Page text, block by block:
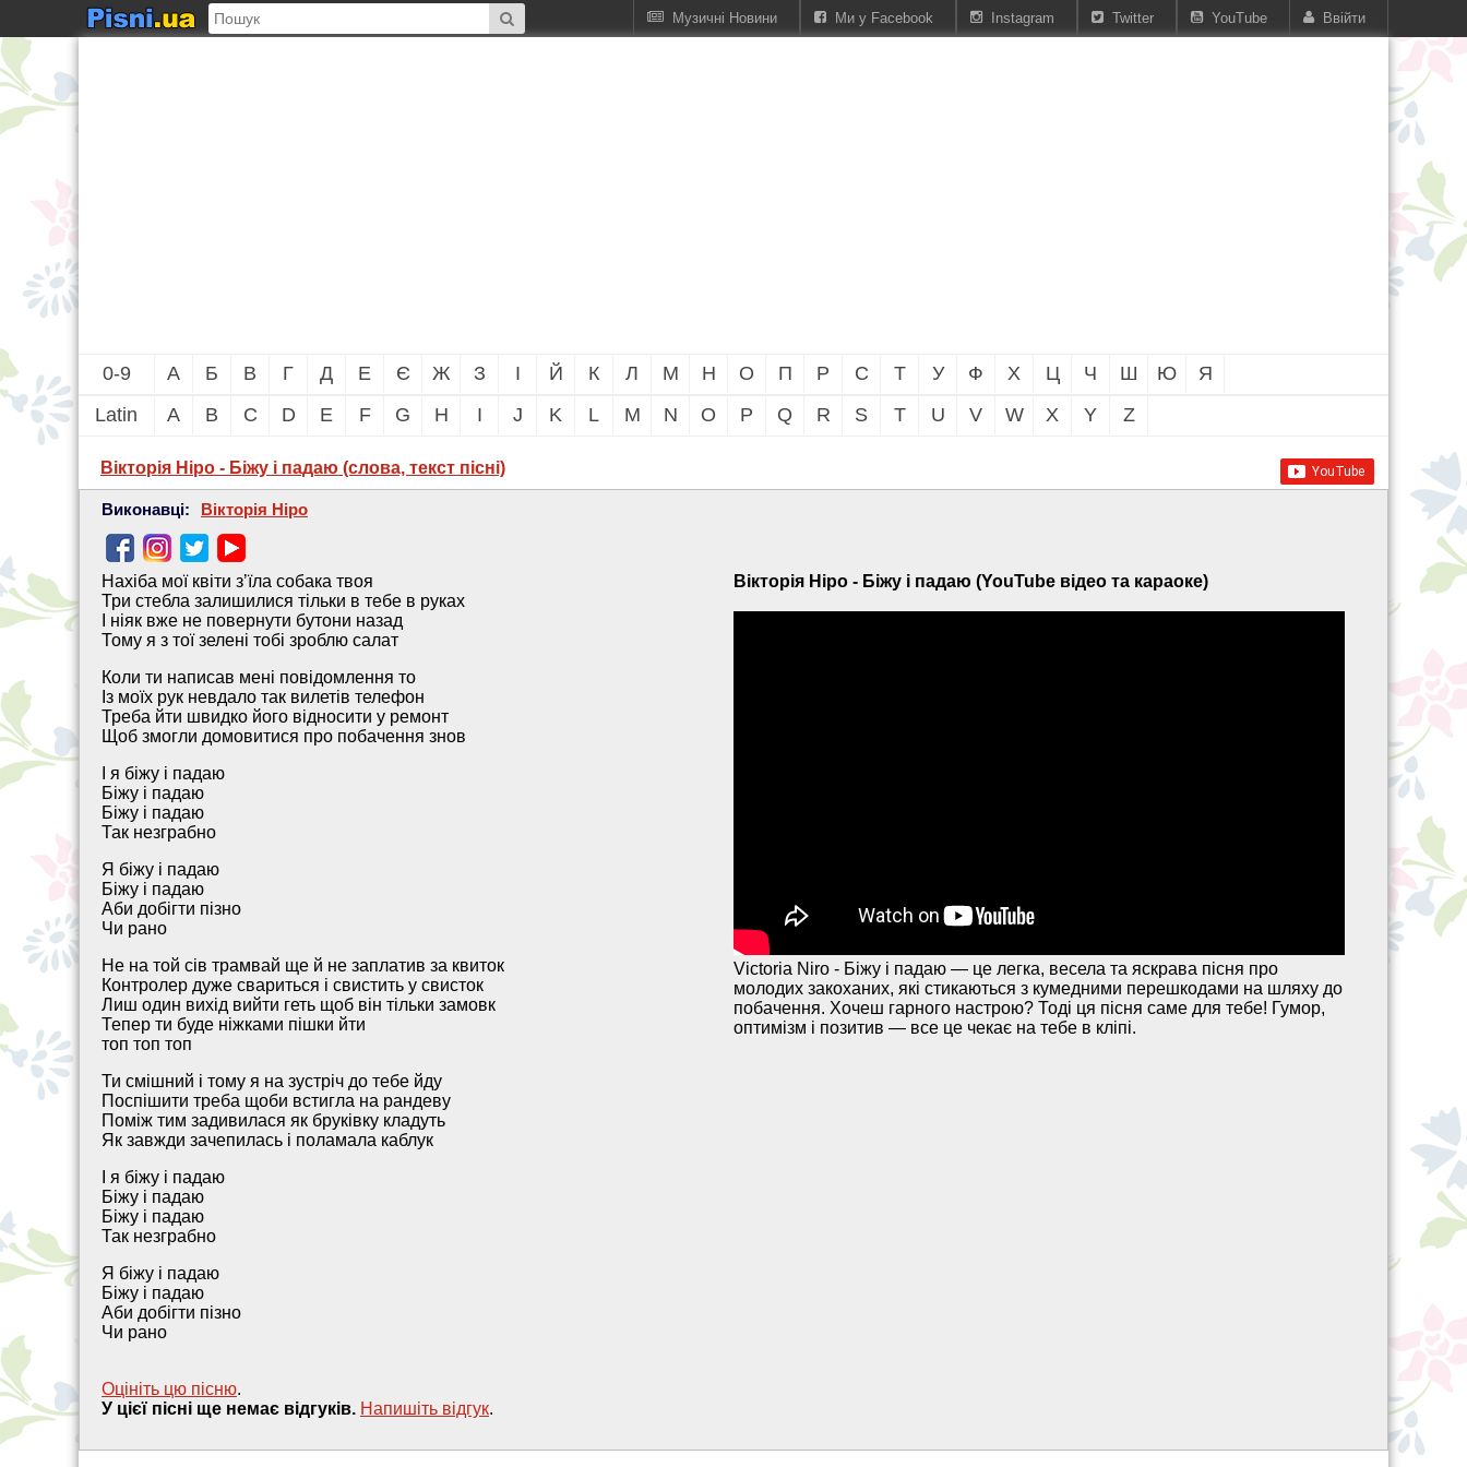
Ввійти
YouTube
Twitter
Instagram
Ми у Facebook
Музичні Новини
0-9 А Б В Г Д Е Є Ж З І Й К Л М Н О П Р С Т У Ф Х Ц Ч Ш Ю
Я
Latin
A B C D E F G H I J K L M N O P Q R S T U V W X Y Z
Вікторія Ніро - Біжу і падаю (слова, текст пісні)
Виконавці: Вікторія Ніро
Нахіба мої квіти зʼїла собака твоя
Три стебла залишилися тільки в тебе в руках
І ніяк вже не повернути бутони назад
Тому я з тої зелені тобі зроблю салат
Коли ти написав мені повідомлення то
Із моїх рук невдало так вилетів телефон
Треба йти швидко його відносити у ремонт
Щоб змогли домовитися про побачення знов
І я біжу і падаю
Біжу і падаю
Біжу і падаю
Так незграбно
Я біжу і падаю
Біжу і падаю
Аби добігти пізно
Чи рано
Не на той сів трамвай ще й не заплатив за квиток
Контролер дуже свариться і свистить у свисток
Лиш один вихід вийти геть щоб він тільки замовк
Тепер ти буде ніжками пішки йти
топ топ топ
Ти смішний і тому я на зустріч до тебе йду
Поспішити треба щоби встигла на рандеву
Поміж тим задивилася як бруківку кладуть
Як завжди зачепилась і поламала каблук
І я біжу і падаю
Біжу і падаю
Біжу і падаю
Так незграбно
Я біжу і падаю
Біжу і падаю
Аби добігти пізно
Чи рано
Вікторія Ніро - Біжу і падаю (YouTube відео та караоке)
Victoria Niro - Біжу і падаю — це легка, весела та яскрава пісня про
молодих закоханих, які стикаються з кумедними перешкодами на шляху до
побачення. Хочеш гарного настрою? Тоді ця пісня саме для тебе! Гумор,
оптимізм і позитив — все це чекає на тебе в кліпі.
Оцініть цю пісню.
У цієї пісні ще немає відгуків. Напишiть вiдгук.